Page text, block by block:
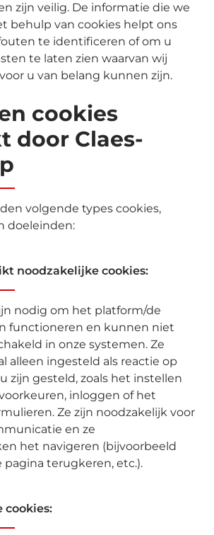
zijn veilig. De informatie die we
behulp van cookies helpt ons
te identificeren of om u
te laten zien waarvan wij
u van belang kunnen zijn.
cookies
door Claes-
volgende types cookies,
doeleinden:
noodzakelijke cookies:
nodig om het platform/de
functioneren en kunnen niet
in onze systemen. Ze
alleen ingesteld als reactie op
zijn gesteld, zoals het instellen
inloggen of het
Ze zijn noodzakelijk voor
en ze
het navigeren (bijvoorbeeld
pagina terugkeren, etc.).
cookies: